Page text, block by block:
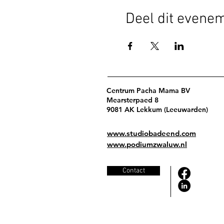
Deel dit
Centrum Pacha Mama BV
Mearsterpaed 8
9081 AK Lekkum (Leeuwarden)
www.studiobadeend.com
www.podiumzwaluw.nl
Contact